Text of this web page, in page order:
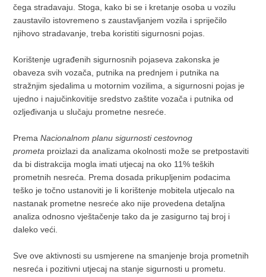
čega stradavaju. Stoga, kako bi se i kretanje osoba u vozilu
zaustavilo istovremeno s zaustavljanjem vozila i spriječilo
njihovo stradavanje, treba koristiti sigurnosni pojas.
Korištenje ugrađenih sigurnosnih pojaseva zakonska je
obaveza svih vozača, putnika na prednjem i putnika na
stražnjim sjedalima u motornim vozilima, a sigurnosni pojas je
ujedno i najučinkovitije sredstvo zaštite vozača i putnika od
ozljeđivanja u slučaju prometne nesreće.
PremaNacionalnom planu sigurnosti cestovnog
prometa proizlazi da analizama okolnosti može se pretpostaviti
da bi distrakcija mogla imati utjecaj na oko 11% teških
prometnih nesreća. Prema dosada prikupljenim podacima
teško je točno ustanoviti je li korištenje mobitela utjecalo na
nastanak prometne nesreće ako nije provedena detaljna
analiza odnosno vještačenje tako da je zasigurno taj broj i
daleko veći.
Sve ove aktivnosti su usmjerene na smanjenje broja prometnih
nesreća i pozitivni utjecaj na stanje sigurnosti u prometu.